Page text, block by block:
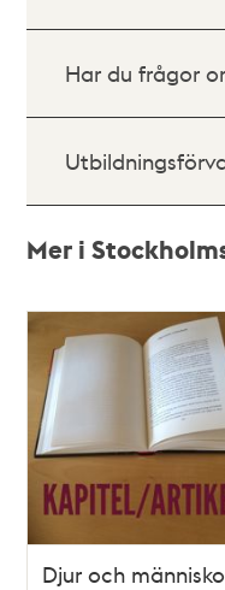
Har du frågor
Mer i
poster
och
teman
Djur och